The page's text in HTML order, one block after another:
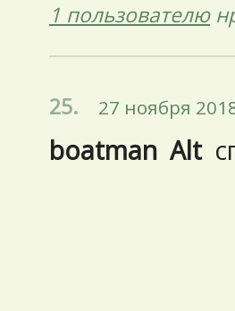
1 пользователю
25. 27 ноября
boatman Alt